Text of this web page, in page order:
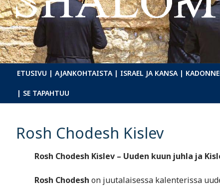
ETUSIVU | AJANKOHTAISTA | ISRAEL JA KANSA |
| SE TAPAHTUU
Rosh Chodesh Kislev
Rosh Chodesh Kislev – Uuden kuun juhla ja
Rosh Chodesh on juutalaisessa kalenterissa